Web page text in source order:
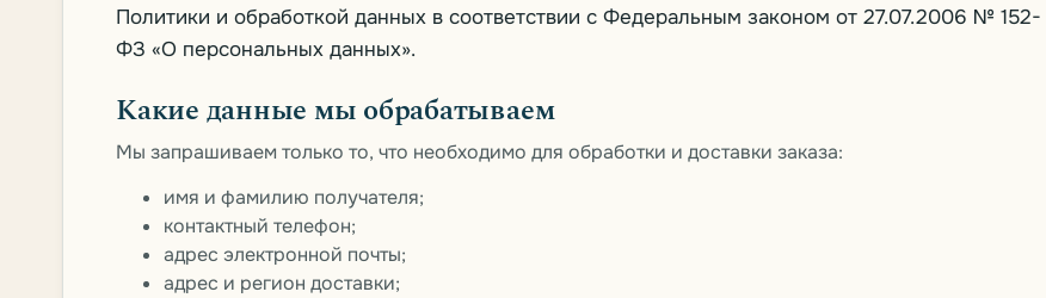
Политики и обработкой данных в соответствии с Федеральным законом от 27.07.2006 № 152-
ФЗ «О персональных данных».
Какие данные мы обрабатываем
Мы запрашиваем только то, что необходимо для обработки и доставки заказа:
имя и фамилию получателя;
контактный телефон;
адрес электронной почты;
адрес и регион доставки;